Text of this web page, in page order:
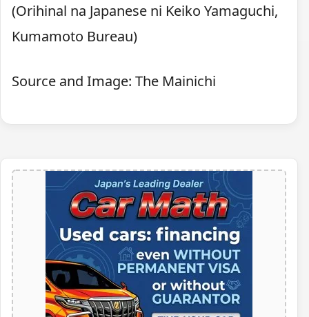
(Orihinal na Japanese ni Keiko Yamaguchi,
Kumamoto Bureau)
Source and Image: The Mainichi